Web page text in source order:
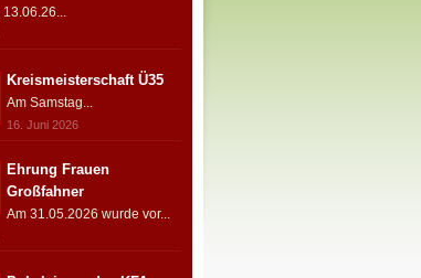
Kreismeisterschaft Ü35
Am Samstag...
16. Juni 2026
Ehrung Frauen
Großfahner
Am 31.05.2026 wurde vor...